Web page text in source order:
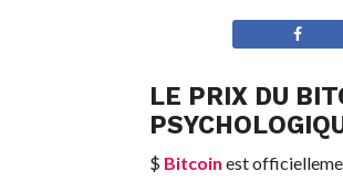
LE PRIX DU
$ Bitcoin est